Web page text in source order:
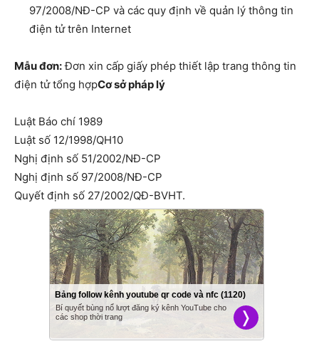
97/2008/NĐ-CP và các quy định về quản lý thông tin
điện tử trên Internet
Mẫu đơn:Đơn xin cấp giấy phép thiết lập trang thông tin
điện tử tổng hợpCơ sở pháp lý
Luật Báo chí 1989
Luật số 12/1998/QH10
Nghị định số 51/2002/NĐ-CP
Nghị định số 97/2008/NĐ-CP
Quyết định số 27/2002/QĐ-BVHT.